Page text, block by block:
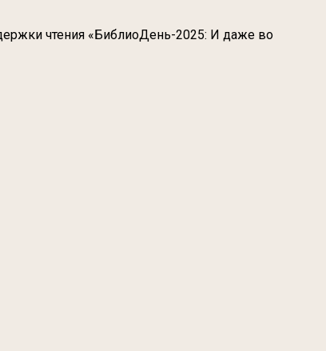
чтения «БиблиоДень-2025: И даже во